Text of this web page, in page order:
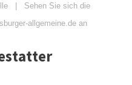
| Sehen Sie sich die
allgemeine.de an